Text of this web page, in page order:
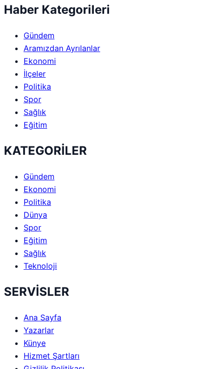
Haber Kategorileri
Gündem
Aramızdan Ayrılanlar
Ekonomi
İlçeler
Politika
Spor
Sağlık
Eğitim
KATEGORİLER
Gündem
Ekonomi
Politika
Dünya
Spor
Eğitim
Sağlık
Teknoloji
SERVİSLER
Ana Sayfa
Yazarlar
Künye
Hizmet Şartları